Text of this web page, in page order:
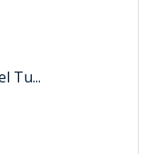
Tu...